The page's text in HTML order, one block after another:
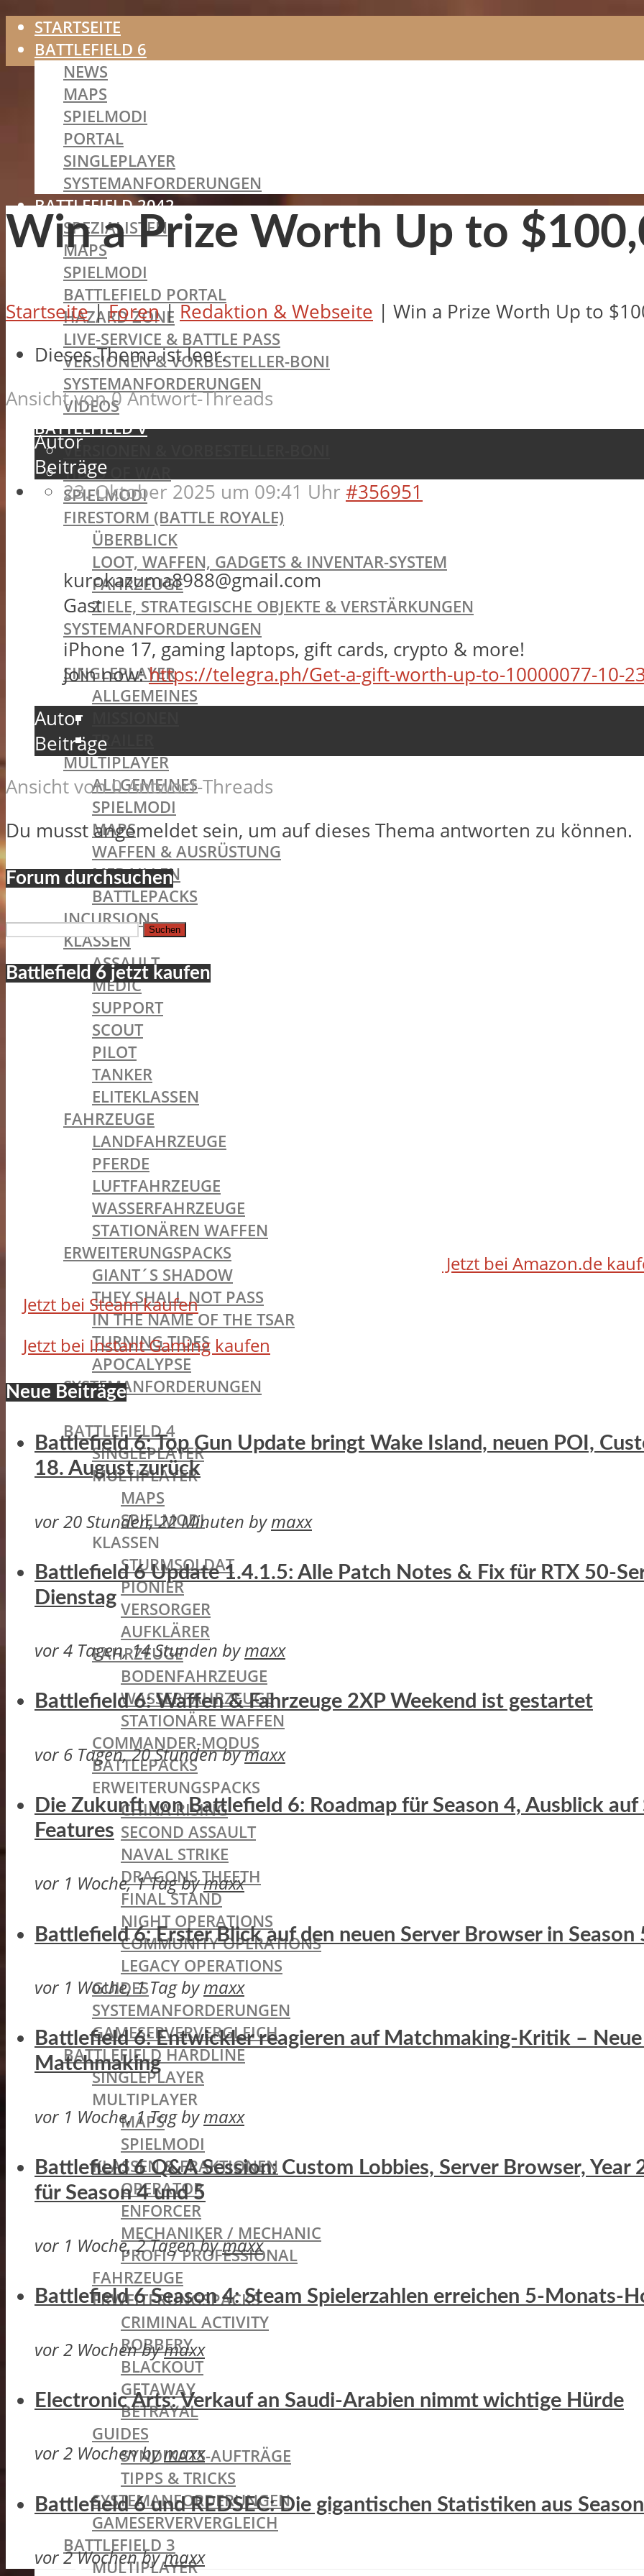
STARTSEITE
BATTLEFIELD 6
NEWS
MAPS
SPIELMODI
PORTAL
SINGLEPLAYER
SYSTEMANFORDERUNGEN
BATTLEFIELD 2042
SPEZIALISTEN
MAPS
SPIELMODI
BATTLEFIELD PORTAL
HAZARD ZONE
LIVE-SERVICE & BATTLE PASS
VERSIONEN & VORBESTELLER-BONI
SYSTEMANFORDERUNGEN
VIDEOS
BATTLEFIELD V
VERSIONEN & VORBESTELLER-BONI
TIDES OF WAR
SPIELMODI
FIRESTORM (BATTLE ROYALE)
ÜBERBLICK
LOOT, WAFFEN, GADGETS & INVENTAR-SYSTEM
FAHRZEUGE
ZIELE, STRATEGISCHE OBJEKTE & VERSTÄRKUNGEN
SYSTEMANFORDERUNGEN
BATTLEFIELD 1
SINGLEPLAYER
ALLGEMEINES
TRAILER
MULTIPLAYER
ALLGEMEINES
SPIELMODI
MAPS
WAFFEN & AUSRÜSTUNG
MEDAILLEN
BATTLEPACKS
INCURSIONS
KLASSEN
ASSAULT
MEDIC
SUPPORT
SCOUT
PILOT
TANKER
ELITEKLASSEN
FAHRZEUGE
LANDFAHRZEUGE
PFERDE
LUFTFAHRZEUGE
WASSERFAHRZEUGE
STATIONÄREN WAFFEN
ERWEITERUNGSPACKS
GIANT´S SHADOW
THEY SHALL NOT PASS
IN THE NAME OF THE TSAR
TURNING TIDES
APOCALYPSE
SYSTEMANFORDERUNGEN
BATTLEFIELD OLDIES
BATTLEFIELD 4
SINGLEPLAYER
MULTIPLAYER
MAPS
SPIELMODI
KLASSEN
STURMSOLDAT
PIONIER
VERSORGER
AUFKLÄRER
FAHRZEUGE
BODENFAHRZEUGE
WASSERFAHRZEUGE
STATIONÄRE WAFFEN
COMMANDER-MODUS
BATTLEPACKS
ERWEITERUNGSPACKS
CHINA RISING
SECOND ASSAULT
NAVAL STRIKE
DRAGONS THEETH
FINAL STAND
NIGHT OPERATIONS
COMMUNITY OPERATIONS
LEGACY OPERATIONS
GUIDES
SYSTEMANFORDERUNGEN
GAMESERVERVERGLEICH
BATTLEFIELD HARDLINE
SINGLEPLAYER
MULTIPLAYER
MAPS
SPIELMODI
KLASSEN & FRAKTIONEN
OPERATOR
ENFORCER
MECHANIKER / MECHANIC
PROFI / PROFESSIONAL
FAHRZEUGE
ERWEITERUNGSPACKS
CRIMINAL ACTIVITY
ROBBERY
BLACKOUT
GETAWAY
BETRAYAL
GUIDES
SYNDIKATS-AUFTRÄGE
TIPPS & TRICKS
SYSTEMANFORDERUNGEN
GAMESERVERVERGLEICH
BATTLEFIELD 3
MULTIPLAYER
Win a Prize Worth Up to
Startseite |Foren |Redaktion & Webseite | Win a Prize Worth Up to
Dieses Thema ist leer.
Ansicht von 0 Antwort-Threads
Autor
Beiträge
23. Oktober 2025 um 09:41 Uhr #356951
kurokazuma8988@gmail.com
Gast
iPhone 17, gaming laptops, gift cards, crypto & more!
Join now:https://telegra.ph/Get-a-gift-worth-up-to-10000077-10-
Autor
Beiträge
Ansicht von 0 Antwort-Threads
Du musst angemeldet sein, um auf dieses Thema antworten zu können.
Forum durchsuchen
Suchen
nach:
Battlefield 6 jetzt kaufen
Jetzt bei Amazon.de
Jetzt bei Steam kaufen
Jetzt bei Instant Gaming kaufen
Neue Beiträge
Battlefield 6: Top Gun Update bringt Wake Island, neuen POI,
18. August zurück
vor 20 Stunden, 22 Minuten bymaxx
Battlefield 6 Update 1.4.1.5: Alle Patch Notes & Fix für RTX 50-
Dienstag
vor 4 Tagen, 14 Stunden bymaxx
Battlefield 6: Waffen & Fahrzeuge 2XP Weekend ist gestartet
vor 6 Tagen, 20 Stundenbymaxx
Die Zukunft von Battlefield 6: Roadmap für Season 4, Ausblick
Features
vor 1 Woche, 1 Tagbymaxx
Battlefield 6: Erster Blick auf den neuen Server Browser in Season
vor 1 Woche, 1 Tagbymaxx
Battlefield 6: Entwickler reagieren auf Matchmaking-Kritik –
Matchmaking
vor 1 Woche, 1 Tag bymaxx
Battlefield 6 Q&A Session: Custom Lobbies, Server Browser,
für Season 4 und 5
vor 1 Woche, 2 Tagenbymaxx
Battlefield 6 Season 4: Steam Spielerzahlen erreichen 5-Monats-
vor 2 Wochenbymaxx
Electronic Arts: Verkauf an Saudi-Arabien nimmt wichtige Hürde
vor 2 Wochenbymaxx
Battlefield 6 und REDSEC: Die gigantischen Statistiken aus
vor 2 Wochenbymaxx